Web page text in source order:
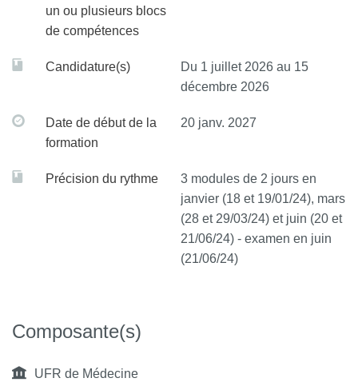
un ou plusieurs blocs
de compétences
Candidature(s)
Du 1 juillet 2026 au 15
décembre 2026
Date de début de la
formation
20 janv. 2027
Précision du rythme
3 modules de 2 jours en
janvier (18 et 19/01/24), mars
(28 et 29/03/24) et juin (20 et
21/06/24) - examen en juin
(21/06/24)
Composante(s)
UFR de Médecine